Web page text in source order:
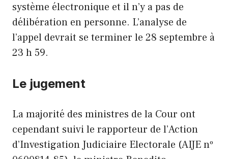
système électronique et il n’y a pas de
délibération en personne. L’analyse de
l’appel devrait se terminer le 28 septembre à
23 h 59.
Le jugement
La majorité des ministres de la Cour ont
cependant suivi le rapporteur de l’Action
d’Investigation Judiciaire Electorale (AIJE nº